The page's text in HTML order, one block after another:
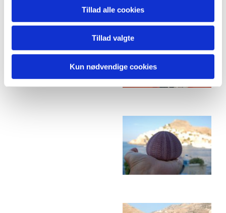
Tillad alle cookies
Tillad valgte
Kun nødvendige cookies